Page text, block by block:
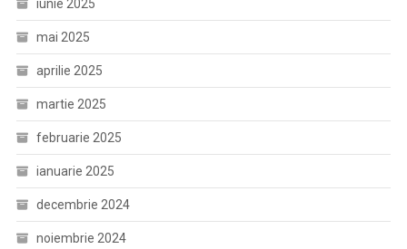
iunie 2025
mai 2025
aprilie 2025
martie 2025
februarie 2025
ianuarie 2025
decembrie 2024
noiembrie 2024